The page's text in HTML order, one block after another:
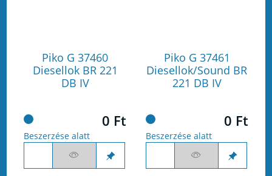
Piko G 37460
Diesellok BR 221
DB IV
0 Ft
Beszerzése alatt
Piko G 37461
Diesellok/Sound BR
221 DB IV
0 Ft
Beszerzése alatt